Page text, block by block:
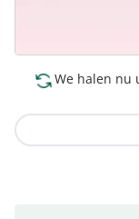
We halen nu